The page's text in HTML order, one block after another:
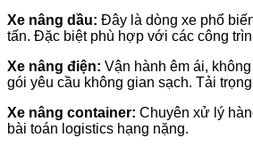
Xe nâng dầu: Đây là dòng xe phổ
tấn. Đặc biệt phù hợp với các công
Xe nâng điện: Vận hành êm ái,
gói yêu cầu không gian sạch. Tải
Xe nâng container: Chuyên xử lý
bài toán logistics hạng nặng.